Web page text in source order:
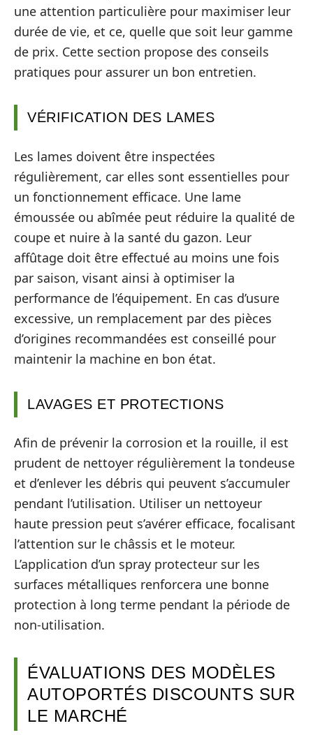
une attention particulière pour maximiser leur
durée de vie, et ce, quelle que soit leur gamme
de prix. Cette section propose des conseils
pratiques pour assurer un bon entretien.
VÉRIFICATION DES LAMES
Les lames doivent être inspectées
régulièrement, car elles sont essentielles pour
un fonctionnement efficace. Une lame
émoussée ou abîmée peut réduire la qualité de
coupe et nuire à la santé du gazon. Leur
affûtage doit être effectué au moins une fois
par saison, visant ainsi à optimiser la
performance de l’équipement. En cas d’usure
excessive, un remplacement par des pièces
d’origines recommandées est conseillé pour
maintenir la machine en bon état.
LAVAGES ET PROTECTIONS
Afin de prévenir la corrosion et la rouille, il est
prudent de nettoyer régulièrement la tondeuse
et d’enlever les débris qui peuvent s’accumuler
pendant l’utilisation. Utiliser un nettoyeur
haute pression peut s’avérer efficace, focalisant
l’attention sur le châssis et le moteur.
L’application d’un spray protecteur sur les
surfaces métalliques renforcera une bonne
protection à long terme pendant la période de
non-utilisation.
ÉVALUATIONS DES MODÈLES
AUTOPORTÉS DISCOUNTS SUR
LE MARCHÉ